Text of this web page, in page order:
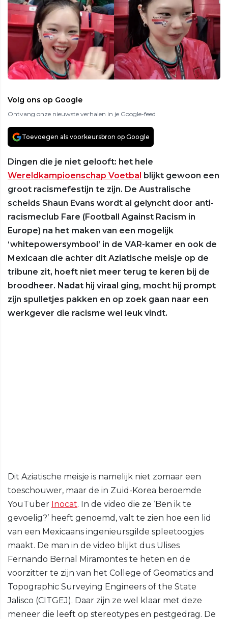
Volg ons op Google
Ontvang onze nieuwste verhalen in je Google-feed
Toevoegen als voorkeursbron op Google
Dingen die je niet gelooft: het hele
Wereldkampioenschap Voetbal blijkt gewoon een
groot racismefestijn te zijn. De Australische
scheids Shaun Evans wordt al gelyncht door anti-
racismeclub Fare (Football Against Racism in
Europe) na het maken van een mogelijk
‘whitepowersymbool’ in de VAR-kamer en ook de
Mexicaan die achter dit Aziatische meisje op de
tribune zit, hoeft niet meer terug te keren bij de
broodheer. Nadat hij viraal ging, mocht hij prompt
zijn spulletjes pakken en op zoek gaan naar een
werkgever die racisme wel leuk vindt.
Dit Aziatische meisje is namelijk niet zomaar een
toeschouwer, maar de in Zuid-Korea beroemde
YouTuber Inocat. In de video die ze ‘Ben ik te
gevoelig?’ heeft genoemd, valt te zien hoe een lid
van een Mexicaans ingenieursgilde spleetoogjes
maakt. De man in de video blijkt dus Ulises
Fernando Bernal Miramontes te heten en de
voorzitter te zijn van het College of Geomatics and
Topographic Surveying Engineers of the State
Jalisco (CITGEJ). Daar zijn ze wel klaar met deze
meneer die leeft op stereotypes en pestgedrag. De